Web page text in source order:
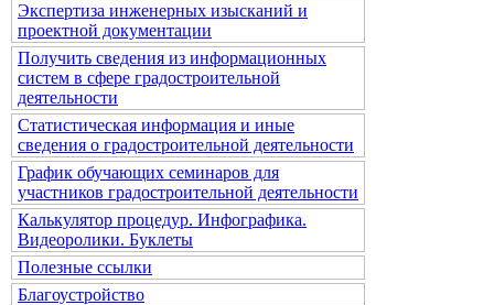
Экспертиза инженерных изысканий и
проектной документации
Получить сведения из информационных
систем в сфере градостроительной
деятельности
Статистическая информация и иные
сведения о градостроительной деятельности
График обучающих семинаров для
участников градостроительной деятельности
Калькулятор процедур. Инфографика.
Видеоролики. Буклеты
Полезные ссылки
Благоустройство